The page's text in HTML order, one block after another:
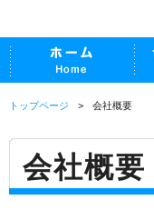
トップページ 会社概要
会社概要